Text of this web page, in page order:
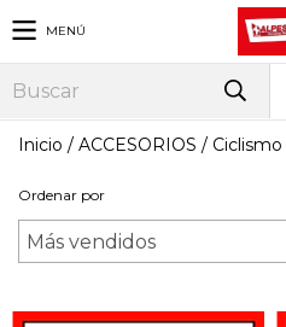
MENÚ
Inicio / ACCESORIOS / Ciclismo
Ordenar por